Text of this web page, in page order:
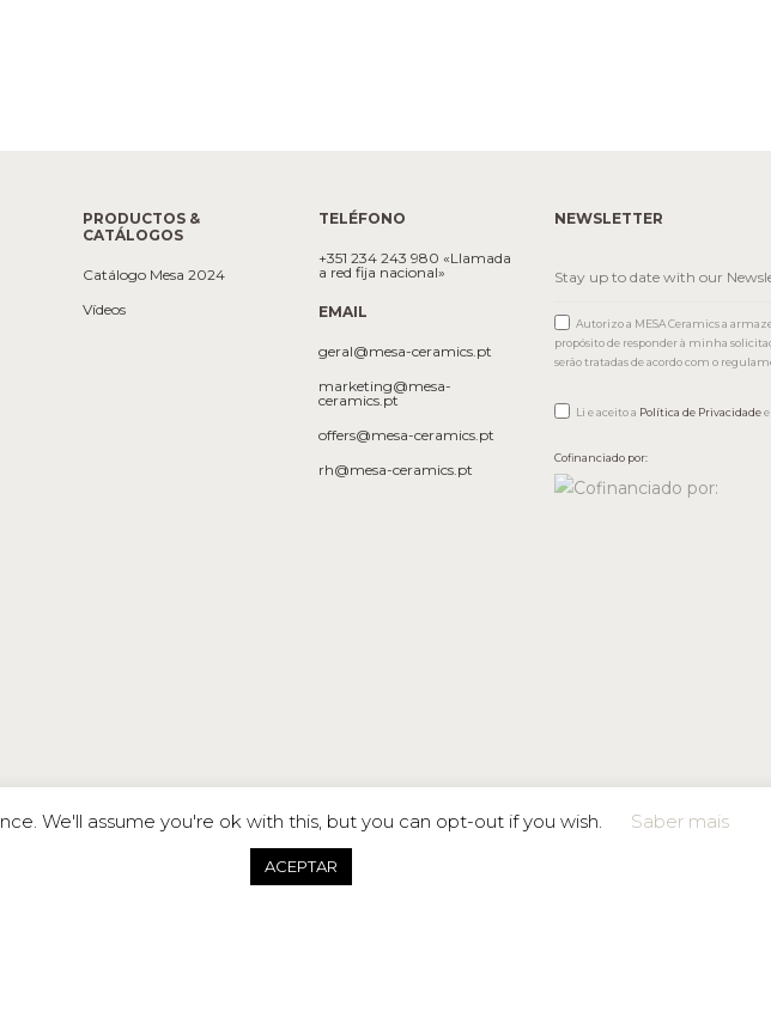
PRODUCTOS &
CATÁLOGOS
Catálogo Mesa 2024
Vídeos
TELÉFONO
+351 234 243 980 «Llamada
a red fija nacional»
EMAIL
geral@mesa-ceramics.pt
marketing@mesa-
ceramics.pt
offers@mesa-ceramics.pt
rh@mesa-ceramics.pt
NEWSLETTER
Autorizo a MESA Ceramics a
propósito de responder à minha
serão tratadas de acordo com o
Li e aceito a Política de Privacidadee
Cofinanciado por:
We'll assume you're ok with this, but you can opt-out if you wish. Saber mais
ACEPTAR